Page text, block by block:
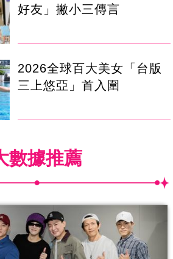
好友」撇小三傳言
2026全球百大美女「台版
三上悠亞」首入圍
數據推薦